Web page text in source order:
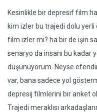
Kesinlikle bir depresif film
kim izler bu trajedi dolu
film izler mi? ha bir de işin
senaryo da insanı bu kadar
düşünüyorum. Neyse
var, bana sadece yol
depresij filmlerini bir anket
Trajedi meraklısı